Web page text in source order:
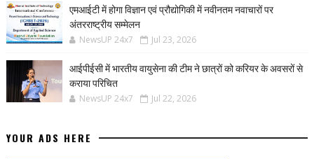
एमआईटी में होगा विज्ञान एवं प्रौद्योगिकी में नवीनतम नवाचारों पर
अंतरराष्ट्रीय सम्मेलन
NewsUP 24x7 Jul 23, 2026
आईपीईसी में भारतीय वायुसेना की टीम ने छात्रों को करियर के अवसरों से
कराया परिचित
NewsUP 24x7 Jul 22, 2026
YOUR ADS HERE